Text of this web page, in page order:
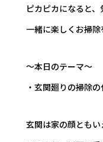
ピカピカになると、
一緒に楽しくお掃除
～本日のテーマ～
・玄関廻りの掃除
玄関は家の顔とも